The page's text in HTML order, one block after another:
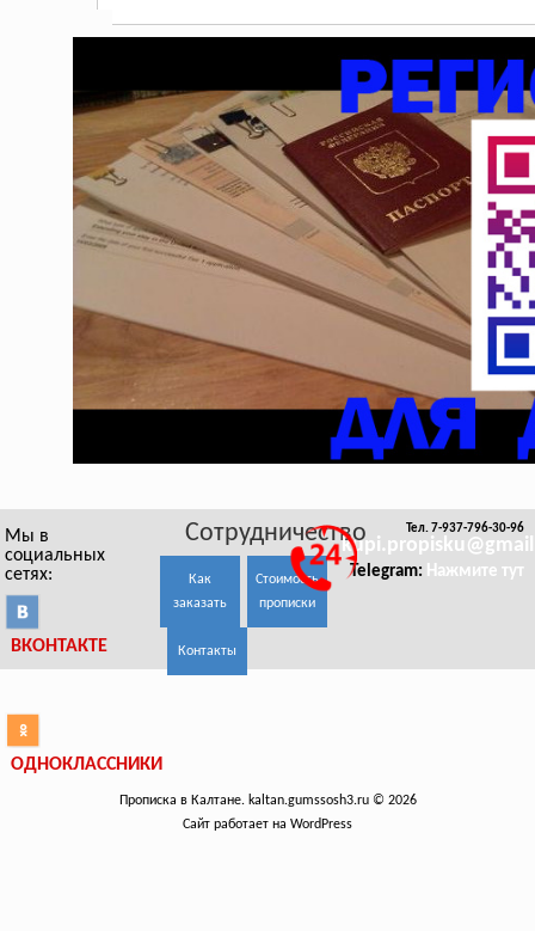
Мы в
социальных
сетях:
ВКОНТАКТЕ
ОДНОКЛАССНИКИ
Сотрудничество
Как
заказать
Стоимость
прописки
Контакты
Тел. 7-937-796-30-96
Telegram: Нажмите тут
Прописка в Калтане. kaltan.gumssosh3.ru © 2026
Сайт работает на WordPress